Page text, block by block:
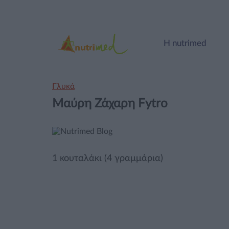
Η nutrimed
Γλυκά
Μαύρη Ζάχαρη Fytro
1 κουταλάκι (4 γραμμάρια)